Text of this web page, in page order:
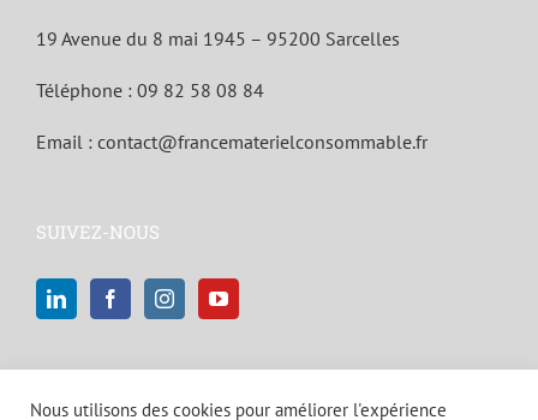
19 Avenue du 8 mai 1945 – 95200 Sarcelles
Téléphone : 09 82 58 08 84
Email : contact@francematerielconsommable.fr
SUIVEZ-NOUS
Nous utilisons des cookies pour améliorer l'expérience